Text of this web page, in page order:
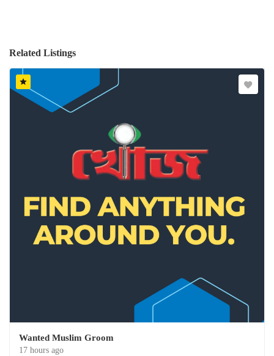
Related Listings
Wanted Muslim Groom
17 hours ago